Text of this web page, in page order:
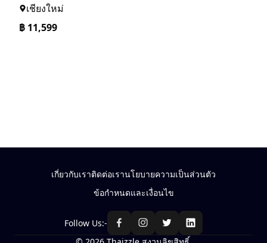
เชียงใหม่
฿ 11,599
เกี่ยวกับเราติดต่อเรานโยบายความเป็นส่วนตัว
ข้อกำหนดและเงื่อนไข
Follow Us:-